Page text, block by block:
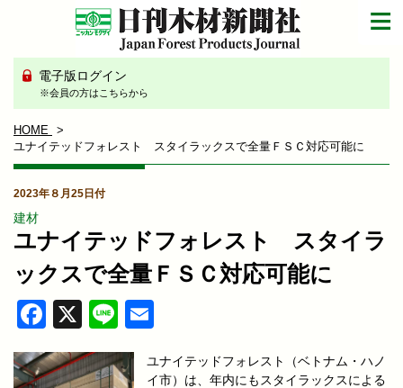
電子版ログイン
※会員の方はこちらから
HOME
ユナイテッドフォレスト スタイラックスで全量ＦＳＣ対応可能に
2023年８月25日付
建材
ユナイテッドフォレスト スタイラ
ックスで全量ＦＳＣ対応可能に
Facebook
X Line
ユナイテッドフォレスト（ベトナム・ハノ
イ市）は、年内にもスタイラックスによる